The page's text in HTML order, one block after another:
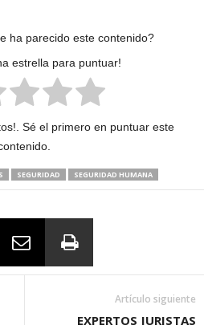
ha parecido este contenido?
estrella para puntuar!
Sé el primero en puntuar este
SEGURIDAD SEGURIDAD HUMANA
Artículo siguiente
EXPERTOS JURISTAS